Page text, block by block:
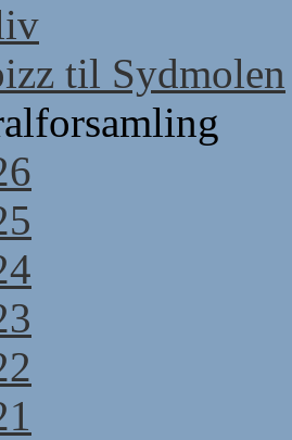
til Sydmolen